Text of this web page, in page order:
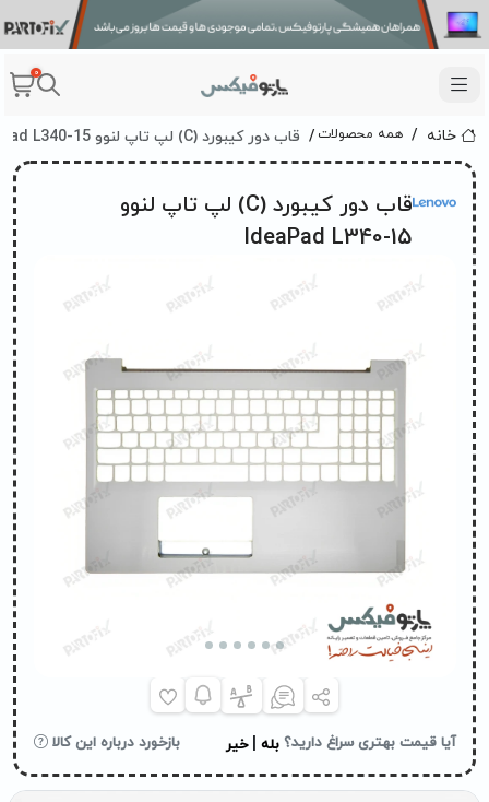
0
خانه همه محصولات قاب دور کیبورد (C) لپ تاپ لنوو IdeaPad L340-15 سفید
قاب دور کیبورد (C) لپ تاپ لنوو
IdeaPad L340-15
آیا قیمت بهتری سراغ دارید؟ بله خیر بازخورد درباره این کالا